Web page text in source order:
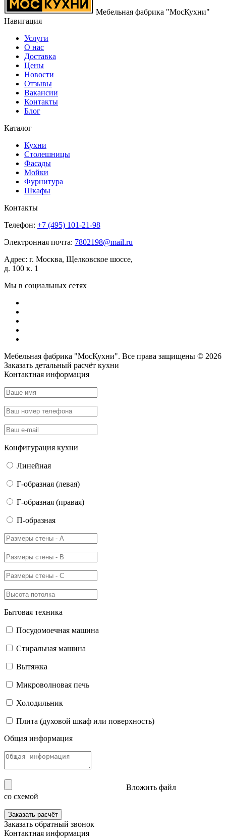
Мебельная фабрика "МосКухни"
Навигация
Услуги
О нас
Доставка
Цены
Новости
Отзывы
Вакансии
Контакты
Блог
Каталог
Кухни
Столешницы
Фасады
Мойки
Фурнитура
Шкафы
Контакты
Телефон: +7 (495) 101-21-98
Электронная почта: 7802198@mail.ru
Адрес: г. Москва, Щелковское шоссе,
д. 100 к. 1
Мы в социальных сетях
Мебельная фабрика "МосКухни". Все права защищены © 2026
Заказать детальный расчёт кухни
Контактная информация
Конфигурация кухни
Линейная
Г-образная (левая)
Г-образная (правая)
П-образная
Бытовая техника
Посудомоечная машина
Стиральная машина
Вытяжка
Микроволновая печь
Холодильник
Плита (духовой шкаф или поверхность)
Общая информация
Вложить файл
со схемой
Заказать расчёт
Заказать обратный звонок
Контактная информация